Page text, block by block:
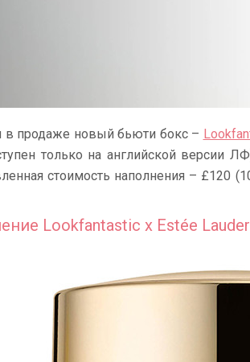
в продаже новый бьюти бокс –
только на английской версии
стоимость наполнения – £120
Lookfantastic x Estée